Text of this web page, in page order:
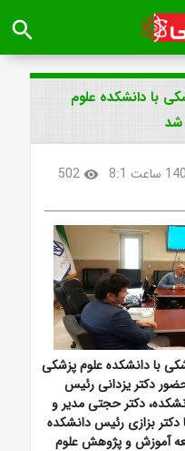
search
با دانشکده علوم
شد
visibility
502
با دانشکده علوم پزشکی
دکتر یزدانی رئیس
دکتر حجتی مدیر و
دکتر بزازی رئیس دانشکده
آموزش و پژوهش علوم